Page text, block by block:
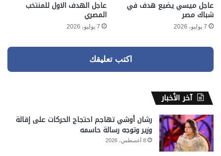
عاجل ميسي يضيع هدف في
شباك مصر
7 يوليو، 2026
عاجل الهدف الاول للمنتخب
المصري
7 يوليو، 2026
اكتب تعليقك
آخر الأخبار
رشان أوشي تهاجم احتجاج الحركات على إقالة
وزير وتوجه رسالة حاسمه
8 أغسطس، 2026